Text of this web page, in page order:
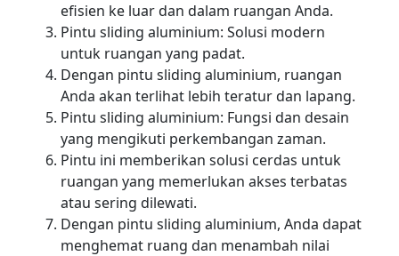
efisien ke luar dan dalam ruangan Anda.
Pintu sliding aluminium: Solusi modern
untuk ruangan yang padat.
Dengan pintu sliding aluminium, ruangan
Anda akan terlihat lebih teratur dan lapang.
Pintu sliding aluminium: Fungsi dan desain
yang mengikuti perkembangan zaman.
Pintu ini memberikan solusi cerdas untuk
ruangan yang memerlukan akses terbatas
atau sering dilewati.
Dengan pintu sliding aluminium, Anda dapat
menghemat ruang dan menambah nilai